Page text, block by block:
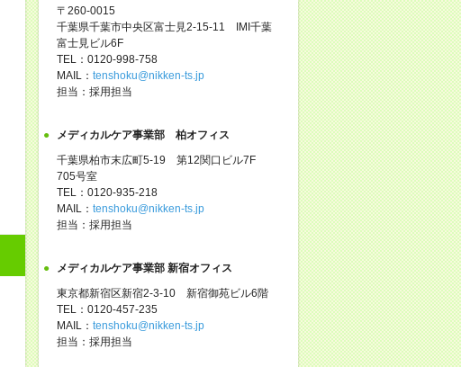
〒260-0015
千葉県千葉市中央区富士見2-15-11 IMI千葉
富士見ビル6F
TEL：0120-998-758
MAIL： tenshoku@nikken-ts.jp
担当：採用担当
メディカルケア事業部 柏オフィス
千葉県柏市末広町5-19 第12関口ビル7F
705号室
TEL：0120-935-218
MAIL： tenshoku@nikken-ts.jp
担当：採用担当
メディカルケア事業部 新宿オフィス
東京都新宿区新宿2-3-10 新宿御苑ビル6階
TEL：0120-457-235
MAIL： tenshoku@nikken-ts.jp
担当：採用担当